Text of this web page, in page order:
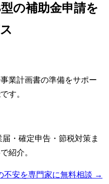
の補助金申請を
業計画書の準備をサポー
す。
・確定申告・節税対策ま
紹介。
不安を専門家に無料相談 →